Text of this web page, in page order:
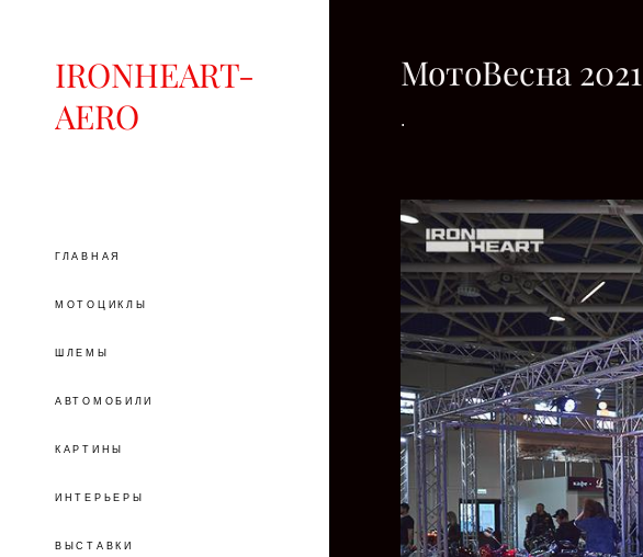
IRONHEART-
AERO
ГЛАВНАЯ
МОТОЦИКЛЫ
ШЛЕМЫ
АВТОМОБИЛИ
КАРТИНЫ
ИНТЕРЬЕРЫ
ВЫСТАВКИ
МотоВесна 2021
.